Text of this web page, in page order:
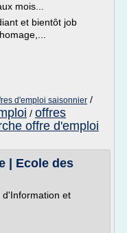
mois...
et bientôt job
d'emploi saisonnier /
/ offres
offre d'emploi
| Ecole des
d'Information et